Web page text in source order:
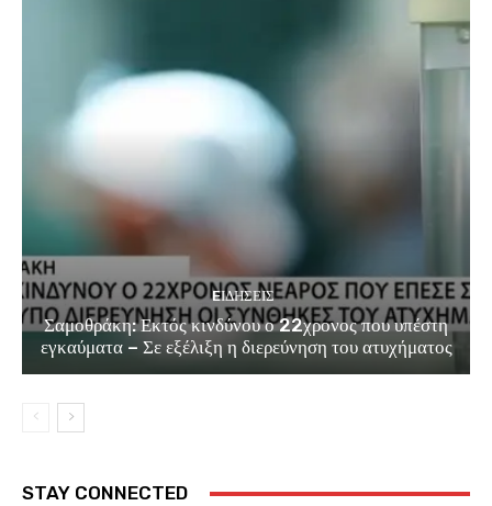
EΙΔΗΣΕΙΣ
Σαμοθράκη: Εκτός κινδύνου ο 22χρονος που υπέστη
εγκαύματα – Σε εξέλιξη η διερεύνηση του ατυχήματος
STAY CONNECTED